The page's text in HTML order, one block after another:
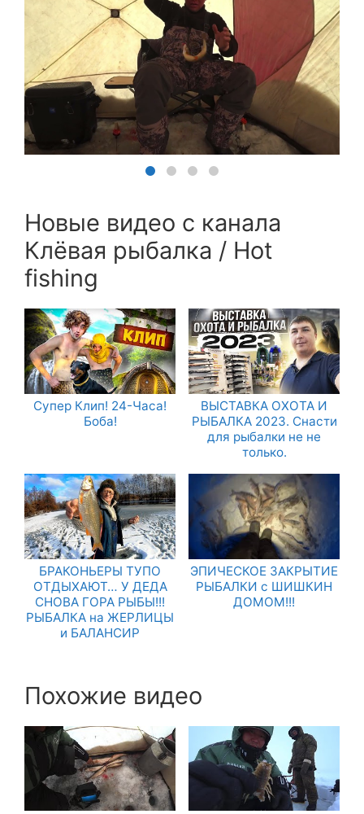
Новые видео с канала
Клёвая рыбалка / Hot
fishing
Супер Клип! 24-Часа!
Боба!
ВЫСТАВКА ОХОТА И
РЫБАЛКА 2023. Снасти
для рыбалки не не
только.
БРАКОНЬЕРЫ ТУПО
ОТДЫХАЮТ… У ДЕДА
СНОВА ГОРА РЫБЫ!!!
РЫБАЛКА на ЖЕРЛИЦЫ
и БАЛАНСИР
ЭПИЧЕСКОЕ ЗАКРЫТИЕ
РЫБАЛКИ с ШИШКИН
ДОМОМ!!!
Похожие видео